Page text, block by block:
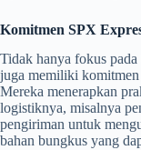
Komitmen SPX
Tidak hanya fokus
juga memiliki
Mereka menerapkan
logistiknya, misalnya
pengiriman untuk
bahan bungkus yang